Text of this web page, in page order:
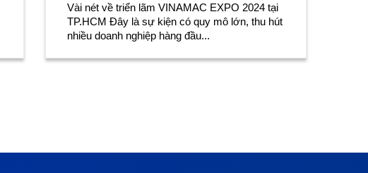
Vài nét về triển lãm VINAMAC EXPO 2024 tại
TP.HCM Đây là sự kiện có quy mô lớn, thu hút
nhiều doanh nghiệp hàng đầu...